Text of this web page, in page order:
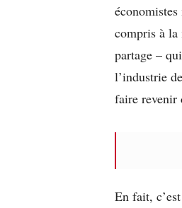
compris à la
partage –
l’industrie
faire revenir
En fait,